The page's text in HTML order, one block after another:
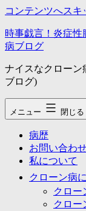
コンテンツへスキ
時事戯言！炎症性
病ブログ
ナイスなクローン
ブログ)
メニュー 閉じる
病歴
お問い合わ
私について
クローン病
クロー
クロー